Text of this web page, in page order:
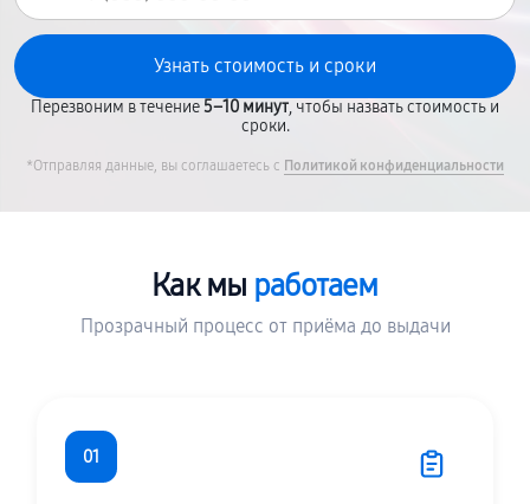
Перезвоним в течение 5–10 минут, чтобы назвать стоимость и
сроки.
*Отправляя данные, вы соглашаетесь с Политикой конфиденциальности
Как мы работаем
Прозрачный процесс от приёма до выдачи
01